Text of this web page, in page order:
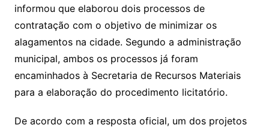
informou que elaborou dois processos de
contratação com o objetivo de minimizar os
alagamentos na cidade. Segundo a administração
municipal, ambos os processos já foram
encaminhados à Secretaria de Recursos Materiais
para a elaboração do procedimento licitatório.
De acordo com a resposta oficial, um dos projetos